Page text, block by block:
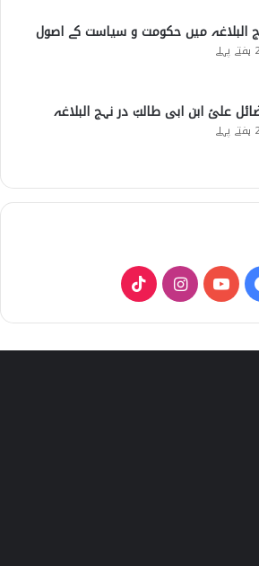
البلاغہ میں حکومت و سیاست کے اصول
2 ہفتے پہلے
علیؑ ابن ابی طالبؑ در نہج البلاغہ
2 ہفتے پہلے
F
a
c
Y
o
u
n
s
T
i
k